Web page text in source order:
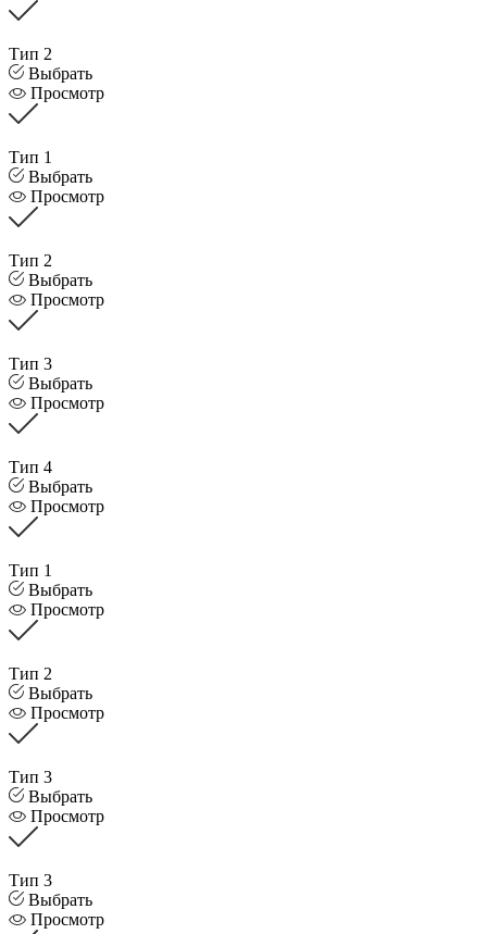
Тип 2
Выбрать
Просмотр
Тип 1
Выбрать
Просмотр
Тип 2
Выбрать
Просмотр
Тип 3
Выбрать
Просмотр
Тип 4
Выбрать
Просмотр
Тип 1
Выбрать
Просмотр
Тип 2
Выбрать
Просмотр
Тип 3
Выбрать
Просмотр
Тип 3
Выбрать
Просмотр